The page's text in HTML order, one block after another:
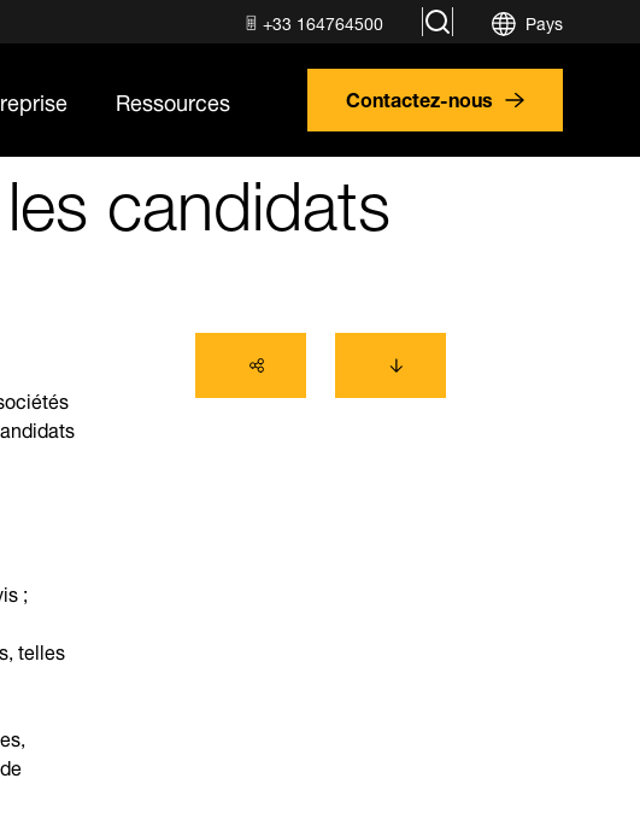
+33 164764500 search Pays
Ressources Contactez‑nous
candidats
;
telles